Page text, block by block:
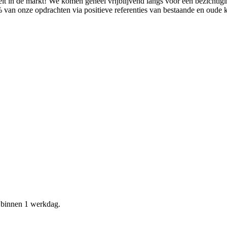
onze opdrachten via positieve referenties van bestaande en
1 werkdag.